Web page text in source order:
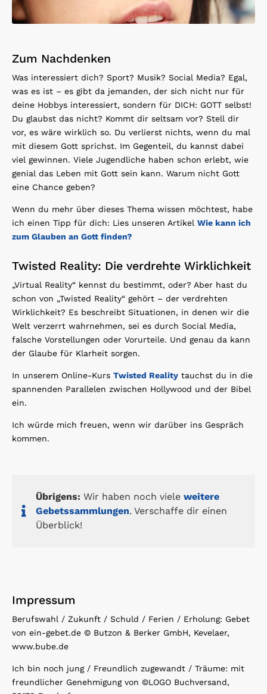
Zum Nachdenken
Was interessiert dich? Sport? Musik? Social Media? Egal,
was es ist – es gibt da jemanden, der sich nicht nur für
deine Hobbys interessiert, sondern für DICH: GOTT selbst!
Du glaubst das nicht? Kommt dir seltsam vor? Stell dir
vor, es wäre wirklich so. Du verlierst nichts, wenn du mal
mit diesem Gott sprichst. Im Gegenteil, du kannst dabei
viel gewinnen. Viele Jugendliche haben schon erlebt, wie
genial das Leben mit Gott sein kann. Warum nicht Gott
eine Chance geben?
Wenn du mehr über dieses Thema wissen möchtest, habe
ich einen Tipp für dich: Lies unseren Artikel Wie kann ich
zum Glauben an Gott finden?
Twisted Reality: Die verdrehte Wirklichkeit
„Virtual Reality“ kennst du bestimmt, oder? Aber hast du
schon von „Twisted Reality“ gehört – der verdrehten
Wirklichkeit? Es beschreibt Situationen, in denen wir die
Welt verzerrt wahrnehmen, sei es durch Social Media,
falsche Vorstellungen oder Vorurteile. Und genau da kann
der Glaube für Klarheit sorgen.
In unserem Online-Kurs Twisted Reality tauchst du in die
spannenden Parallelen zwischen Hollywood und der Bibel
ein.
Ich würde mich freuen, wenn wir darüber ins Gespräch
kommen.
Übrigens: Wir haben noch viele weitere
Gebetssammlungen. Verschaffe dir einen
Überblick!
Impressum
Berufswahl / Zukunft / Schuld / Ferien / Erholung: Gebet
von ein-gebet.de © Butzon & Berker GmbH, Kevelaer,
www.bube.de
Ich bin noch jung / Freundlich zugewandt / Träume: mit
freundlicher Genehmigung von ©LOGO Buchversand,